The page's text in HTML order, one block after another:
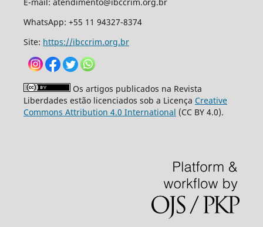
WhatsApp: +55 11 94327-8374
Site: https://ibccrim.org.br
Os artigos publicados na Revista
Liberdades estão licenciados sob a Licença Creative
Commons Attribution 4.0 International (CC BY 4.0).